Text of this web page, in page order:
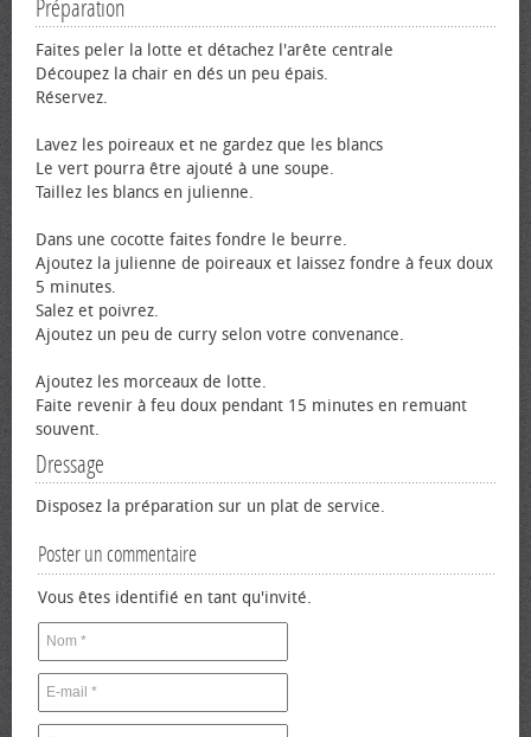
Préparation
Faites peler la lotte et détachez l'arête centrale
Découpez la chair en dés un peu épais.
Réservez.
Lavez les poireaux et ne gardez que les blancs
Le vert pourra être ajouté à une soupe.
Taillez les blancs en julienne.
Dans une cocotte faites fondre le beurre.
Ajoutez la julienne de poireaux et laissez fondre à feux doux
5 minutes.
Salez et poivrez.
Ajoutez un peu de curry selon votre convenance.
Ajoutez les morceaux de lotte.
Faite revenir à feu doux pendant 15 minutes en remuant
souvent.
Dressage
Disposez la préparation sur un plat de service.
Poster un commentaire
Vous êtes identifié en tant qu'invité.